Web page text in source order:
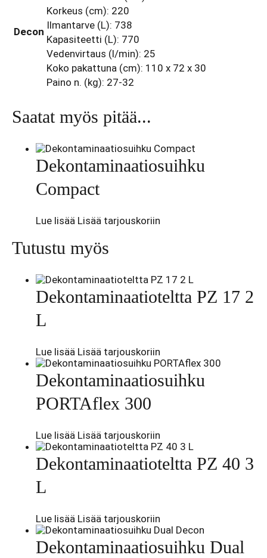
Decon
Korkeus (cm): 220
Ilmantarve (L): 738
Kapasiteetti (L): 770
Vedenvirtaus (l/min): 25
Koko pakattuna (cm): 110 x 72 x 30
Paino n. (kg): 27-32
Saatat myös pitää...
Dekontaminaatiosuihku
Compact
Lue lisää Lisää tarjouskoriin
Tutustu myös
Dekontaminaatioteltta PZ 17 2
L
Lue lisää Lisää tarjouskoriin
Dekontaminaatiosuihku
PORTAflex 300
Lue lisää Lisää tarjouskoriin
Dekontaminaatioteltta PZ 40 3
L
Lue lisää Lisää tarjouskoriin
Dekontaminaatiosuihku Dual